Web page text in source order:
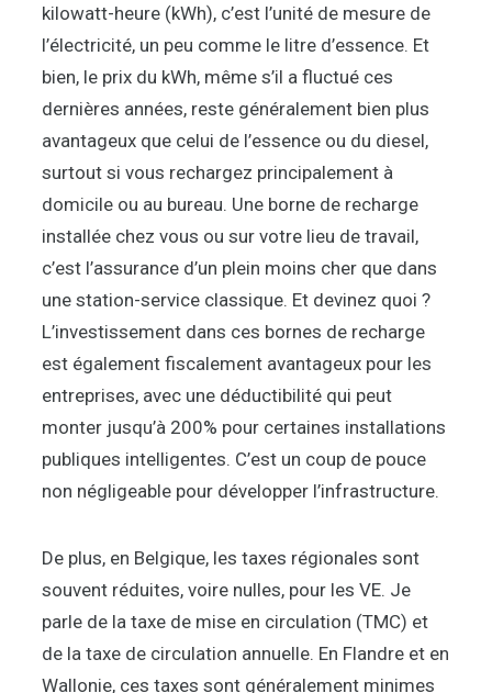
kilowatt-heure (kWh), c’est l’unité de mesure de
l’électricité, un peu comme le litre d’essence. Et
bien, le prix du kWh, même s’il a fluctué ces
dernières années, reste généralement bien plus
avantageux que celui de l’essence ou du diesel,
surtout si vous rechargez principalement à
domicile ou au bureau. Une borne de recharge
installée chez vous ou sur votre lieu de travail,
c’est l’assurance d’un plein moins cher que dans
une station-service classique. Et devinez quoi ?
L’investissement dans ces bornes de recharge
est également fiscalement avantageux pour les
entreprises, avec une déductibilité qui peut
monter jusqu’à 200% pour certaines installations
publiques intelligentes. C’est un coup de pouce
non négligeable pour développer l’infrastructure.
De plus, en Belgique, les taxes régionales sont
souvent réduites, voire nulles, pour les VE. Je
parle de la taxe de mise en circulation (TMC) et
de la taxe de circulation annuelle. En Flandre et en
Wallonie, ces taxes sont généralement minimes